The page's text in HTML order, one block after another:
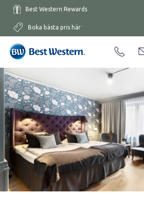
Best Western Rewards
Boka bästa pris här